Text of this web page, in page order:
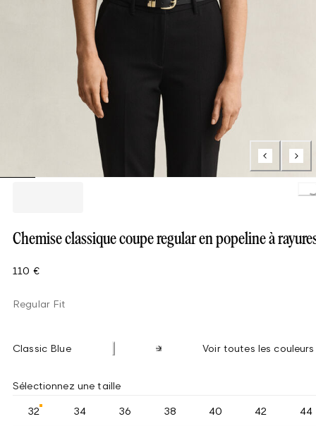
Chemise classique coupe regular en popeline à
110 €
Regular Fit
Classic Blue Voir toutes les couleurs
Sélectionnez une taille
32 34 36 38 40 42 44